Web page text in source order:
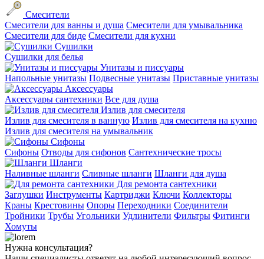
Смесители
Смесители для ванны и душа Смесители для умывальника
Смесители для биде Смесители для кухни
Сушилки
Сушилки для белья
Унитазы и писсуары
Напольные унитазы Подвесные унитазы Приставные унитазы
Аксессуары
Аксессуары сантехники Все для душа
Излив для смесителя
Излив для смесителя в ванную Излив для смесителя на кухню
Излив для смесителя на умывальник
Сифоны
Сифоны Отводы для сифонов Сантехнические тросы
Шланги
Наливные шланги Сливные шланги Шланги для душа
Для ремонта сантехники
Заглушки Инструменты Картриджи Ключи Коллекторы
Краны Крестовины Опоры Переходники Соединители
Тройники Трубы Угольники Удлинители Фильтры Фитинги
Хомуты
Нужна консультация?